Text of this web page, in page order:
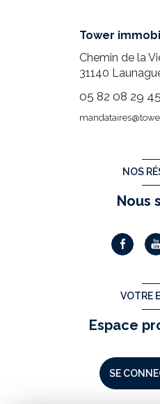
Tower
Chemin de la
31140
05 82 08 29 45
NOS
Nous
VOTRE
Espace
SE